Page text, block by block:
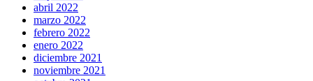
abril 2022
marzo 2022
febrero 2022
enero 2022
diciembre 2021
noviembre 2021